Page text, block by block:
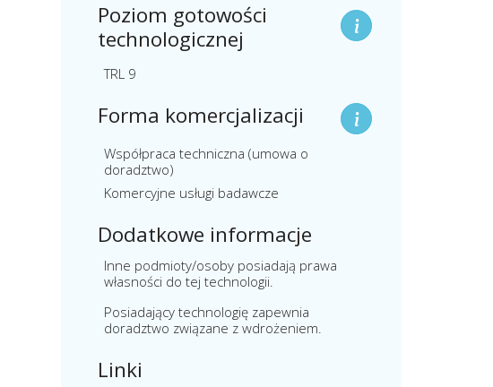
Poziom gotowości
technologicznej
TRL 9
Forma komercjalizacji
Współpraca techniczna (umowa o
doradztwo)
Komercyjne usługi badawcze
Dodatkowe informacje
Inne podmioty/osoby posiadają prawa
własności do tej technologii.
Posiadający technologię zapewnia
doradztwo związane z wdrożeniem.
Linki